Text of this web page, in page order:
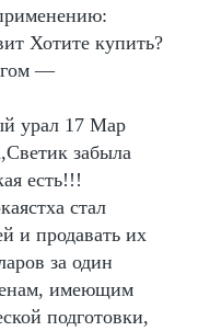
Хотите купить?
—
урал 17 Мар
забыла
есть!!!
стал
и продавать их
за один
имеющим
подготовки,